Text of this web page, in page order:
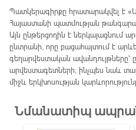
Պատկերագիրքը հրատարակվել է
Հայաստանի պատմության
Այն ընթերցողին է ներկայացնում
ընտրանի, որը բացահայտում է
գեղարվեստական ավանդույթները՝
արվեստագետների, ինչպես նաև
միջև երկխոսության
Նմանատիպ